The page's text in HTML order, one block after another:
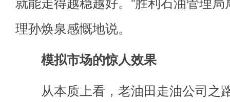
就能走得越稳越好。”胜利石油管理
理孙焕泉感慨地说。
模拟市场的惊人效果
从本质上看，老油田走油公司之